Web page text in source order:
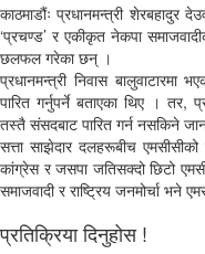
काठमाडौंः प्रधानमन्त्री शेरबहादुर
‘प्रचण्ड’ र एकीकृत नेकपा
छलफल गरेका छन् ।
प्रधानमन्त्री निवास बालुवाटारमा
पारित गर्नुपर्ने बताएका थिए ।
तस्तै संसदबाट पारित गर्न नसकिने
सत्ता साझेदार दलहरूबीच
कांग्रेस र जसपा जतिसक्दो छिटो
समाजवादी र राष्ट्रिय जनमोर्चा भने
प्रतिक्रिया दिनुहोस !